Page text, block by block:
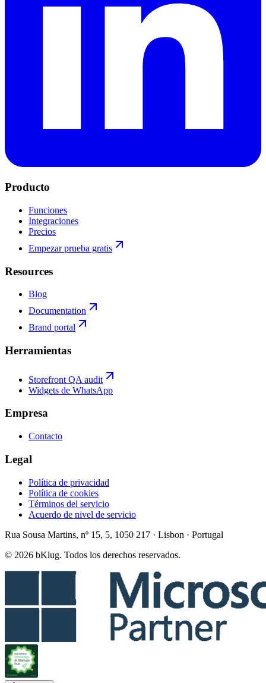
Producto
Funciones
Integraciones
Precios
Empezar prueba gratis
Resources
Blog
Documentation
Brand portal
Herramientas
Storefront QA audit
Widgets de WhatsApp
Empresa
Contacto
Legal
Política de privacidad
Política de cookies
Términos del servicio
Acuerdo de nivel de servicio
Rua Sousa Martins, nº 15, 5, 1050 217 · Lisbon · Portugal
© 2026 bKlug. Todos los derechos reservados.